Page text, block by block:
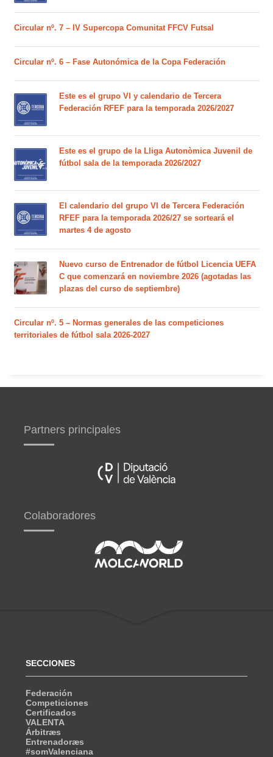
Circular nº. 7 – IV Supercopa Comunitat FFCV Futsal
Circular nº. 6 – Fase Autonómica de la Copa Federación
Este es el grupo VI y calendario de Tercera
Federación RFEF para la temporada 2026/2027
Este es el grupo de la Lliga Autonòmica Juvenil de
fútbol sala de la temporada 2026/2027
El calendario del grupo VI de Tercera Federación
RFEF para la temporada 2026/27 se sorteará el
martes 4 de agosto
Nuevo curso de Entrenador de fútbol Licencia UEFA
C que comenzará en noviembre 2026 (agotadas las
plazas del curso de septiembre)
Circular nº. 5 – Normas generales de las competiciones
territoriales de fútbol sala 2026-2027
Partners principales
Colaboradores
SECCIONES
Federación
Competiciones
Certificados
VALENTA
Árbitræs
Entrenadoræs
#somValenciana